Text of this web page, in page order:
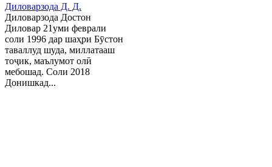
Диловарзода Д. Д.
Диловарзода Достон
Диловар 21уми феврали
соли 1996 дар шаҳри Бӯстон
таваллуд шуда, миллатааш
тоҷик, маълумот олӣ
мебошад. Соли 2018
Донишкад...